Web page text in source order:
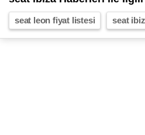
seat leon fiyat listesi seat